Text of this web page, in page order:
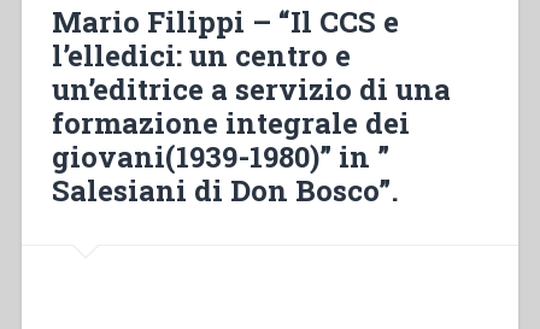
Mario Filippi – “Il CCS e
l’elledici: un centro e
un’editrice a servizio di una
formazione integrale dei
giovani(1939-1980)” in ”
Salesiani di Don Bosco”.